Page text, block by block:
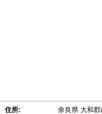
住所: 奈良県 大和